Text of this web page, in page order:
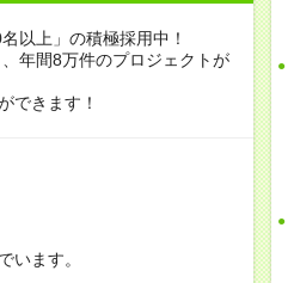
以上」の積極採用中！
年間8万件のプロジェクトが
できます！
います。